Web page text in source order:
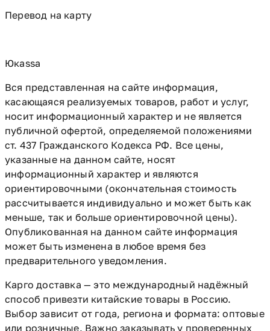
Перевод на карту
Юкаssа
Вся представленная на сайте информация,
касающаяся реализуемых товаров, работ и услуг,
носит информационный характер и не является
публичной офертой, определяемой положениями
ст. 437 Гражданского Кодекса РФ. Все цены,
указанные на данном сайте, носят
информационный характер и являются
ориентировочными (окончательная стоимость
рассчитывается индивидуально и может быть как
меньше, так и больше ориентировочной цены).
Опубликованная на данном сайте информация
может быть изменена в любое время без
предварительного уведомления.
Карго доставка — это международный надёжный
способ привезти китайские товары в Россию.
Выбор зависит от года, региона и формата: оптовые
или розничные. Важно заказывать у проверенных